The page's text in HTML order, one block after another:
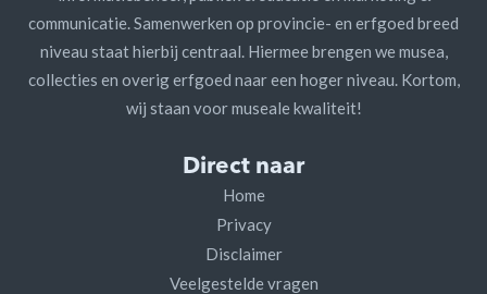
communicatie. Samenwerken op provincie- en erfgoed breed
niveau staat hierbij centraal. Hiermee brengen we musea,
collecties en overig erfgoed naar een hoger niveau. Kortom,
wij staan voor museale kwaliteit!
Direct naar
Home
Privacy
Disclaimer
Veelgestelde vragen